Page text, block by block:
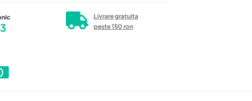
Livrare gratuita
peste 150 ron